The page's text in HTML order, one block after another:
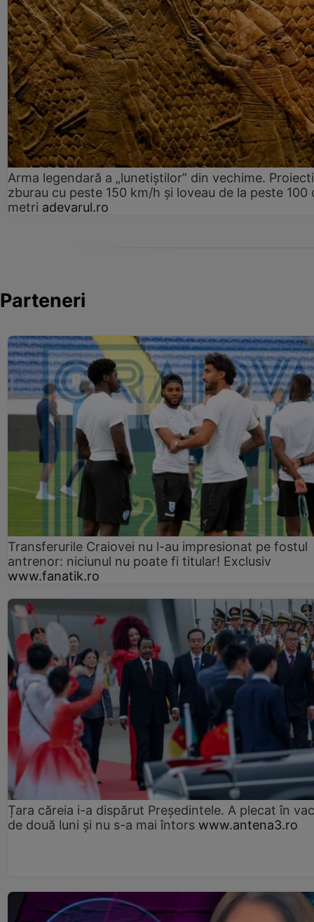
Arma legendară a „lunetiștilor” din vechime.
zburau cu peste 150 km/h și loveau de la peste 100
metri adevarul.ro
Parteneri
Transferurile Craiovei nu l-au impresionat pe fostul
antrenor: niciunul nu poate fi titular! Exclusiv
www.fanatik.ro
Țara căreia i-a dispărut Președintele. A plecat în
de două luni și nu s-a mai întors www.antena3.ro